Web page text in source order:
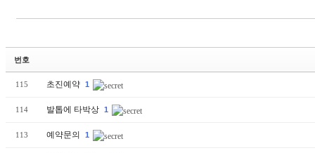
번호
115 초진예약 1
114 발톱에 타박상 1
113 예약문의 1